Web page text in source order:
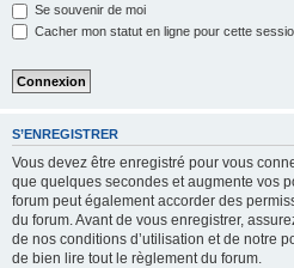
Se souvenir de moi
Cacher mon statut en ligne pour cette
S’ENREGISTRER
Vous devez être enregistré pour vous
que quelques secondes et augmente vos
forum peut également accorder des
du forum. Avant de vous enregistrer,
de nos conditions d’utilisation et de notre
de bien lire tout le règlement du forum.